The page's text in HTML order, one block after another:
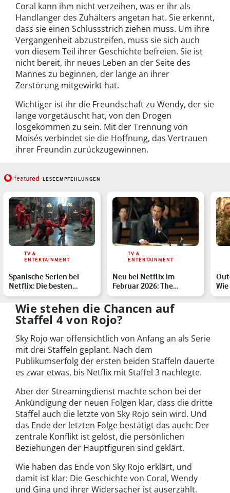
Coral kann ihm nicht verzeihen, was er ihr als
Handlanger des Zuhälters angetan hat. Sie erkennt,
dass sie einen Schlussstrich ziehen muss. Um ihre
Vergangenheit abzustreifen, muss sie sich auch
von diesem Teil ihrer Geschichte befreien. Sie ist
nicht bereit, ihr neues Leben an der Seite des
Mannes zu beginnen, der lange an ihrer
Zerstörung mitgewirkt hat.
Wichtiger ist ihr die Freundschaft zu Wendy, der sie
lange vorgetäuscht hat, von den Drogen
losgekommen zu sein. Mit der Trennung von
Moisés verbindet sie die Hoffnung, das Vertrauen
ihrer Freundin zurückzugewinnen.
featured LESEEMPFEHLUNGEN
TV &
ENTERTAINMENT
Spanische Serien bei
Netflix: Die besten
Thriller, Dramen und
Kom…
TV &
ENTERTAINMENT
Neu bei Netflix im
Februar 2026: The
Lincoln Lawyer & Co.
gehen w…
Wie stehen die Chancen auf
Staffel 4 von Rojo?
Sky Rojo war offensichtlich von Anfang an als Serie
mit drei Staffeln geplant. Nach dem
Publikumserfolg der ersten beiden Staffeln dauerte
es zwar etwas, bis Netflix mit Staffel 3 nachlegte.
Aber der Streamingdienst machte schon bei der
Ankündigung der neuen Folgen klar, dass die dritte
Staffel auch die letzte von Sky Rojo sein wird. Und
das Ende der letzten Folge bestätigt das auch: Der
zentrale Konflikt ist gelöst, die persönlichen
Beziehungen der Hauptfiguren sind geklärt.
Wie haben das Ende von Sky Rojo erklärt, und
damit ist klar: Die Geschichte von Coral, Wendy
und Gina und ihrer Widersacher ist auserzählt.